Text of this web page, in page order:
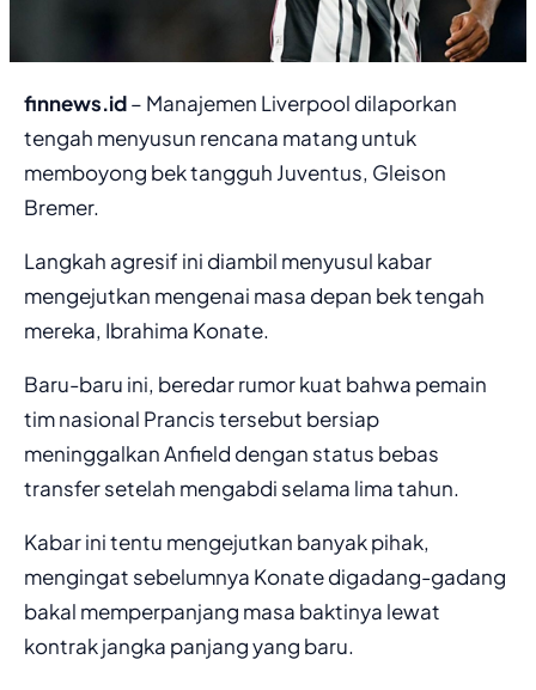
finnews.id– Manajemen Liverpool dilaporkan
tengah menyusun rencana matang untuk
memboyong bek tangguh Juventus, Gleison
Bremer.
Langkah agresif ini diambil menyusul kabar
mengejutkan mengenai masa depan bek tengah
mereka, Ibrahima Konate.
Baru-baru ini, beredar rumor kuat bahwa pemain
tim nasional Prancis tersebut bersiap
meninggalkan Anfield dengan status bebas
transfer setelah mengabdi selama lima tahun.
Kabar ini tentu mengejutkan banyak pihak,
mengingat sebelumnya Konate digadang-gadang
bakal memperpanjang masa baktinya lewat
kontrak jangka panjang yang baru.